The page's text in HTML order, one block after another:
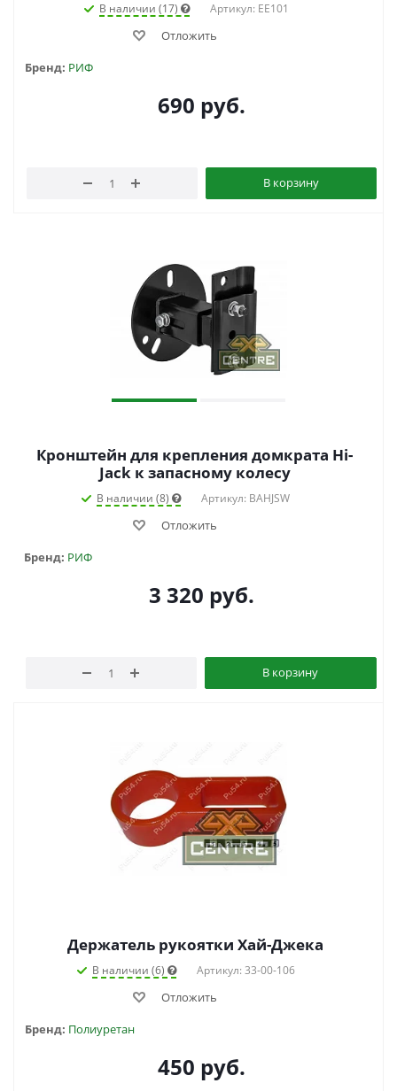
В наличии (17) Артикул: EE101
Отложить
Бренд: РИФ
690 руб.
В корзину
Кронштейн для крепления домкрата Hi-
Jack к запасному колесу
В наличии (8) Артикул: BAHJSW
Отложить
Бренд: РИФ
3 320 руб.
В корзину
Держатель рукоятки Хай-Джека
В наличии (6) Артикул: 33-00-106
Отложить
Бренд: Полиуретан
450 руб.